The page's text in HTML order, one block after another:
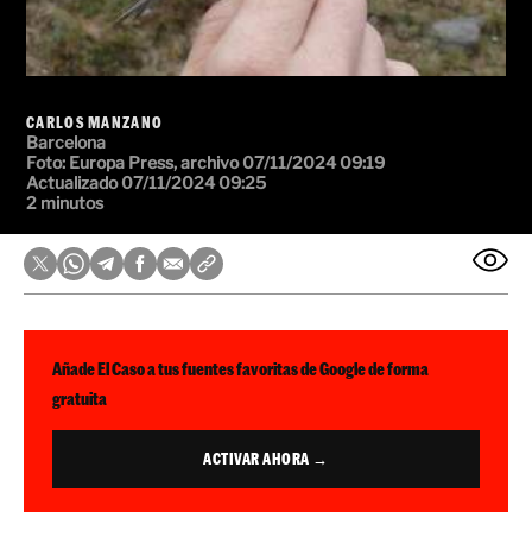
CARLOS MANZANO
Barcelona
Foto: Europa Press, archivo 07/11/2024 09:19
Actualizado 07/11/2024 09:25
2 minutos
Añade El Caso a tus fuentes favoritas de Google de forma
gratuita
ACTIVAR AHORA →